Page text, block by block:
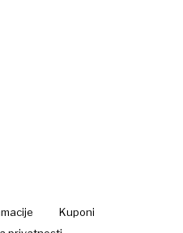
Kuponi